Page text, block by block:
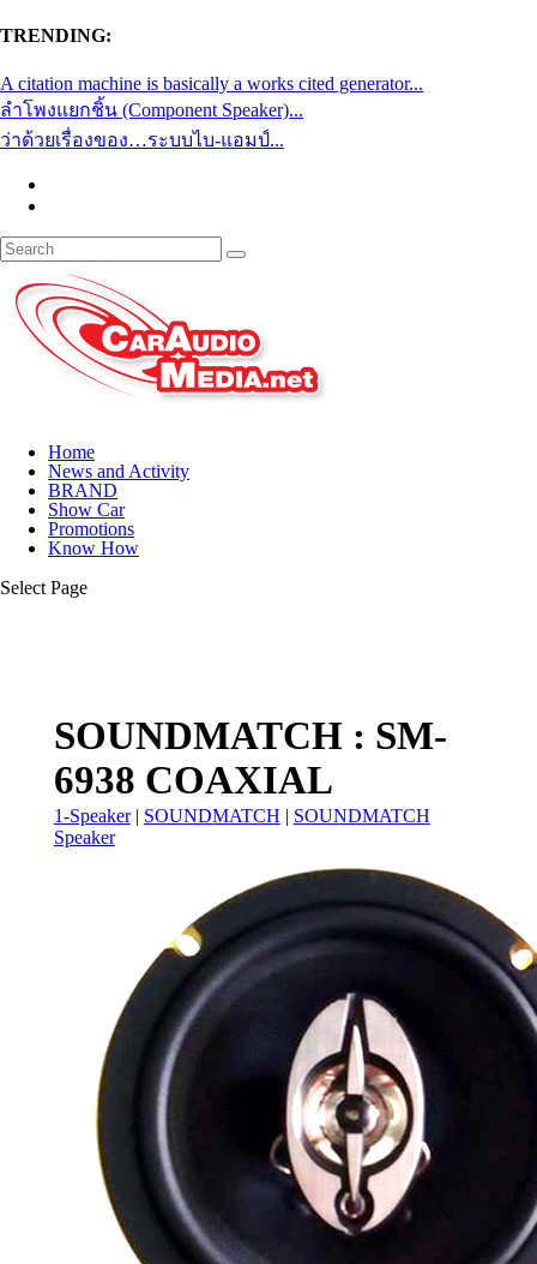
TRENDING:
A citation machine is basically a works cited generator...
ลำโพงแยกชิ้น (Component Speaker)...
ว่าด้วยเรื่องของ…ระบบไบ-แอมป์...
Home
News and Activity
BRAND
Show Car
Promotions
Know How
Select Page
SOUNDMATCH : SM-
6938 COAXIAL
1-Speaker| SOUNDMATCH | SOUNDMATCH
Speaker